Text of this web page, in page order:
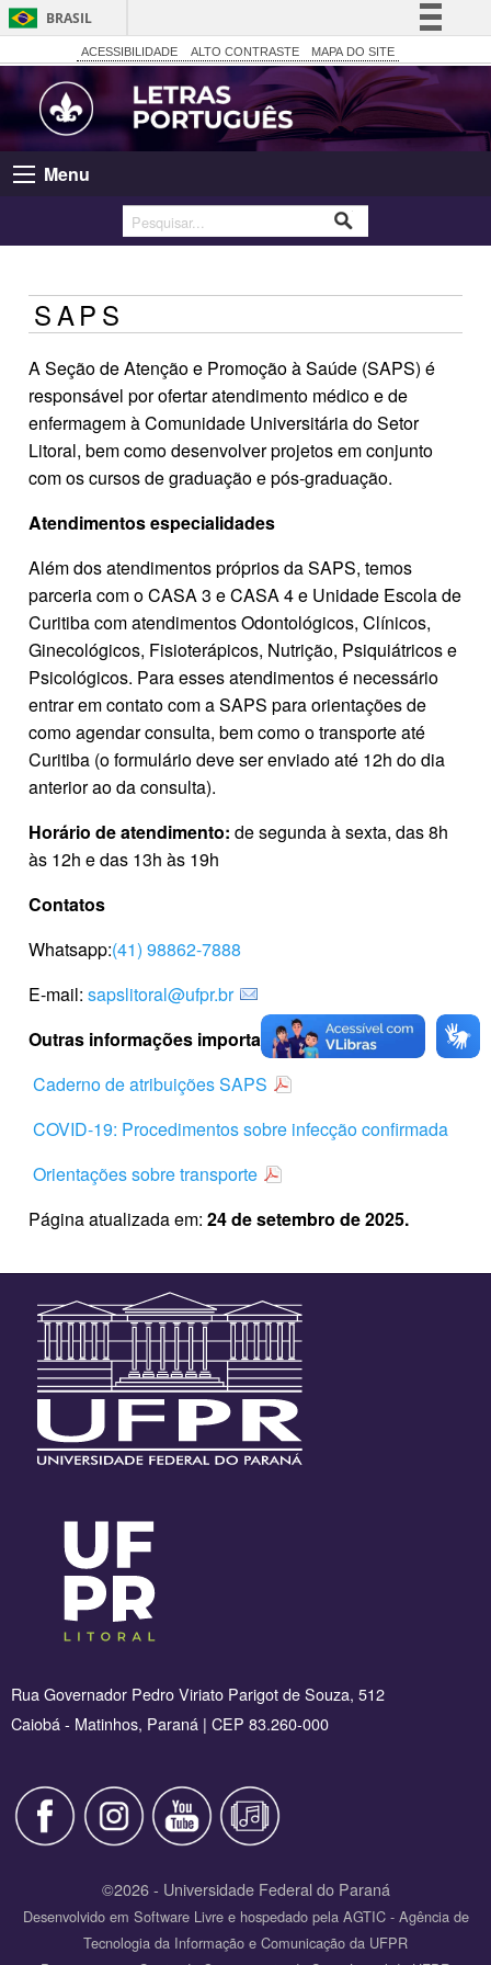
BRASIL
Simplifique!
Comunica BR
Participe
Acesso à informação
Canais
ACESSIBILIDADE ALTO CONTRASTE MAPA DO SITE
Menu
SAPS
A Seção de Atenção e Promoção à Saúde (SAPS) é
responsável por ofertar atendimento médico e de
enfermagem à Comunidade Universitária do Setor
Litoral, bem como desenvolver projetos em conjunto
com os cursos de graduação e pós-graduação.
Atendimentos especialidades
Além dos atendimentos próprios da SAPS, temos
parceria com o CASA 3 e CASA 4 e Unidade Escola de
Curitiba com atendimentos Odontológicos, Clínicos,
Ginecológicos, Fisioterápicos, Nutrição, Psiquiátricos e
Psicológicos. Para esses atendimentos é necessário
entrar em contato com a SAPS para orientações de
como agendar consulta, bem como o transporte até
Curitiba (o formulário deve ser enviado até 12h do dia
anterior ao da consulta).
Horário de atendimento: de segunda à sexta, das 8h
às 12h e das 13h às 19h
Contatos
Whatsapp:(41) 98862-7888
E-mail: sapslitoral@ufpr.br
Outras informações importantes
Caderno de atribuições SAPS
COVID-19: Procedimentos sobre infecção confirmada
Orientações sobre transporte
Página atualizada em: 24 de setembro de 2025.
Rua Governador Pedro Viriato Parigot de Souza, 512
Caiobá - Matinhos, Paraná | CEP 83.260-000
©2026 - Universidade Federal do Paraná
Desenvolvido em Software Livre e hospedado pela AGTIC - Agência de
Tecnologia da Informação e Comunicação da UFPR